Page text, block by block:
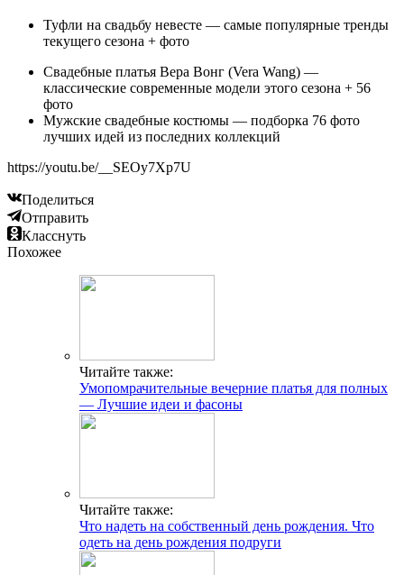
Туфли на свадьбу невесте — самые популярные тренды
текущего сезона + фото
Свадебные платья Вера Вонг (Vera Wang) —
классические современные модели этого сезона + 56
фото
Мужские свадебные костюмы — подборка 76 фото
лучших идей из последних коллекций
https://youtu.be/__SEOy7Xp7U
Поделиться
Отправить
Класснуть
Похожее
Читайте также:
Умопомрачительные вечерние платья для полных
— Лучшие идеи и фасоны
Читайте также:
Что надеть на собственный день рождения. Что
одеть на день рождения подруги